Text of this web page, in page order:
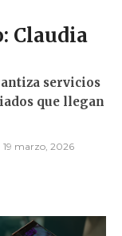
Claudia
servicios
que llegan
19 marzo, 2026